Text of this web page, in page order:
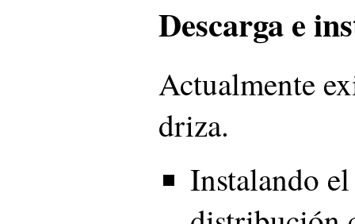
Descarga e
Actualmente
driza.
Instalando